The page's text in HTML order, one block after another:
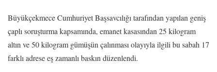
Büyükçekmece Cumhuriyet Başsavcılığı tarafından yapılan geniş
çaplı soruşturma kapsamında, emanet kasasından 25 kilogram
altın ve 50 kilogram gümüşün çalınması olayıyla ilgili bu sabah 17
farklı adrese eş zamanlı baskın düzenlendi.